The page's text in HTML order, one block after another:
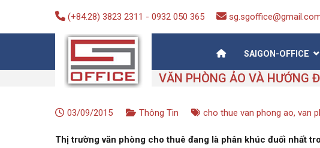
(+84.28) 3823 2311 - 0932 050 365
Saigon-Office
Saving Is Solution
SAIGON-OFFICE
03/09/2015 Thông Tin cho thue van phong ao,van
Thị trường văn phòng cho thuê đang là phân khúc đuối nhất